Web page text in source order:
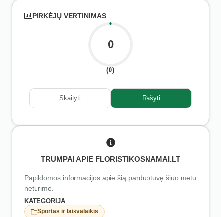
PIRKĖJŲ VERTINIMAS
0
(0)
Skaityti Rašyti
TRUMPAI APIE FLORISTIKOSNAMAI.LT
Papildomos informacijos apie šią parduotuvę šiuo metu
neturime.
KATEGORIJA
Sportas ir laisvalaikis